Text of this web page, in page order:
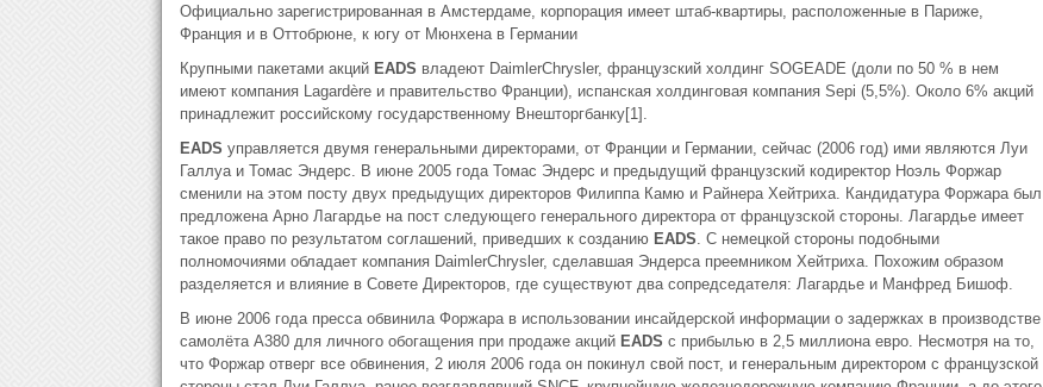
Официально зарегистрированная в Амстердаме, корпорация имеет штаб-квартиры, расположенные в Париже,
Франция и в Оттобрюне, к югу от Мюнхена в Германии
Крупными пакетами акций EADS владеют DaimlerChrysler, французский холдинг SOGEADE (доли по 50 % в нем
имеют компания Lagardère и правительство Франции), испанская холдинговая компания Sepi (5,5%). Около 6% акций
принадлежит российскому государственному Внешторгбанку[1].
EADS управляется двумя генеральными директорами, от Франции и Германии, сейчас (2006 год) ими являются Луи
Галлуа и Томас Эндерс. В июне 2005 года Томас Эндерс и предыдущий французский кодиректор Ноэль Форжар
сменили на этом посту двух предыдущих директоров Филиппа Камю и Райнера Хейтриха. Кандидатура Форжара был
предложена Арно Лагардье на пост следующего генерального директора от французской стороны. Лагардье имеет
такое право по результатом соглашений, приведших к созданию EADS. С немецкой стороны подобными
полномочиями обладает компания DaimlerChrysler, сделавшая Эндерса преемником Хейтриха. Похожим образом
разделяется и влияние в Совете Директоров, где существуют два сопредседателя: Лагардье и Манфред Бишоф.
В июне 2006 года пресса обвинила Форжара в использовании инсайдерской информации о задержках в производстве
самолёта A380 для личного обогащения при продаже акций EADS с прибылью в 2,5 миллиона евро. Несмотря на то,
что Форжар отверг все обвинения, 2 июля 2006 года он покинул свой пост, и генеральным директором с французской